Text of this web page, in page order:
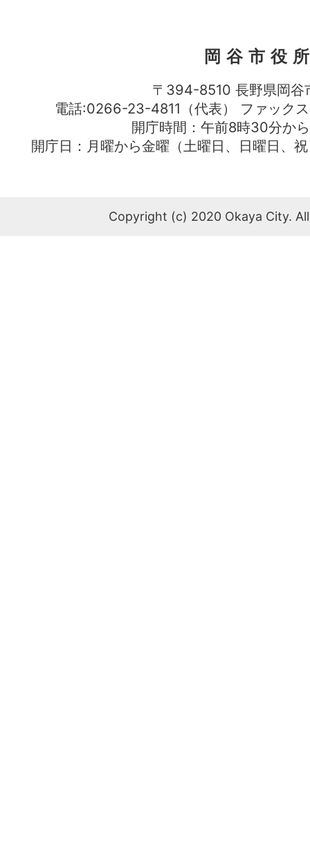
岡谷市役
〒394-8510 長野県岡谷
電話:0266-23-4811（代表） ファッ
開庁時間：午前8時30分か
開庁日：月曜から金曜（土曜日、日曜日、
Copyright (c) 2020 Okaya City.